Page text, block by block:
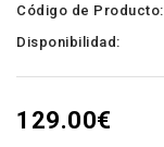
Código de Producto:
Disponibilidad:
129.00€